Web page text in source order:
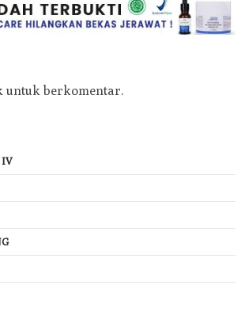
untuk berkomentar.
IV